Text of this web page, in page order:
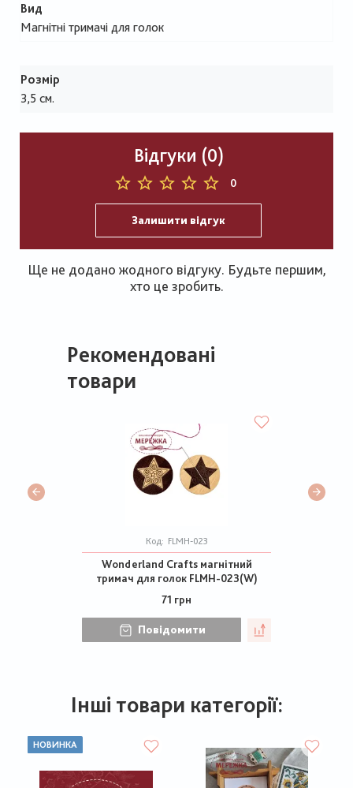
Вид
Магнітні тримачі для голок
Розмір
3,5 см.
Відгуки (0)
0
Залишити відгук
Ще не додано жодного відгуку. Будьте першим,
хто це зробить.
Рекомендовані
товари
Код: FLMH-023
Wonderland Crafts магнітний
тримач для голок FLMH-023(W)
71 грн
Повідомити
Інші товари категорії:
НОВИНКА